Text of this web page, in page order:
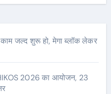
जल्द शुरू हो, मेगा ब्लॉक लेकर
2026 का आयोजन, 23